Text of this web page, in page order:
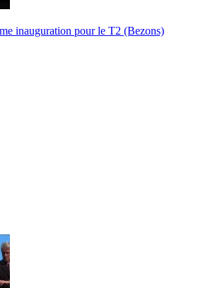
inauguration pour le T2 (Bezons)